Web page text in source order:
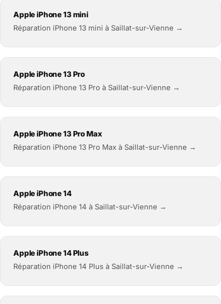
Apple iPhone 13 mini
Réparation iPhone 13 mini à Saillat-sur-Vienne →
Apple iPhone 13 Pro
Réparation iPhone 13 Pro à Saillat-sur-Vienne →
Apple iPhone 13 Pro Max
Réparation iPhone 13 Pro Max à Saillat-sur-Vienne →
Apple iPhone 14
Réparation iPhone 14 à Saillat-sur-Vienne →
Apple iPhone 14 Plus
Réparation iPhone 14 Plus à Saillat-sur-Vienne →